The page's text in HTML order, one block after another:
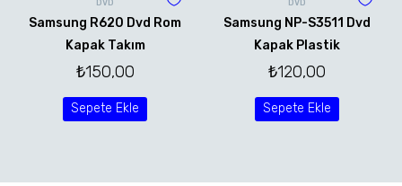
DVD
Samsung R620 Dvd Rom
Kapak Takım
₺150,00
Sepete Ekle
DVD
Samsung NP-S3511 Dvd
Kapak Plastik
₺120,00
Sepete Ekle